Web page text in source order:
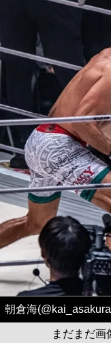
朝倉海
まだまだ画